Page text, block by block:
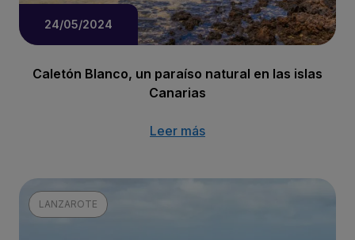
24/05/2024
Caletón Blanco, un paraíso natural en las islas
Canarias
Leer más
LANZAROTE